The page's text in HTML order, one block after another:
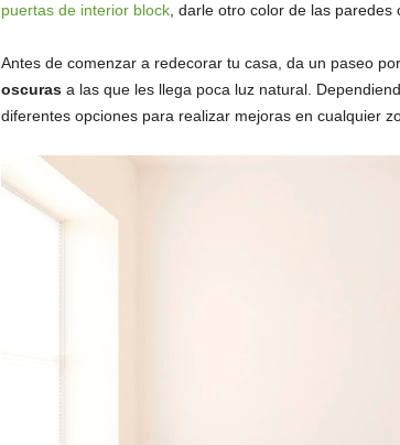
puertas de interior block, darle otro color de las paredes
Antes de comenzar a redecorar tu casa, da un paseo
oscurasa las que les llega poca luz natural.
diferentes opciones para realizar mejoras en cualquier